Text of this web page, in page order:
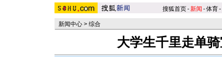
搜狐首页-新闻 -体育-
新闻中心 > 综合
大学生千里走单